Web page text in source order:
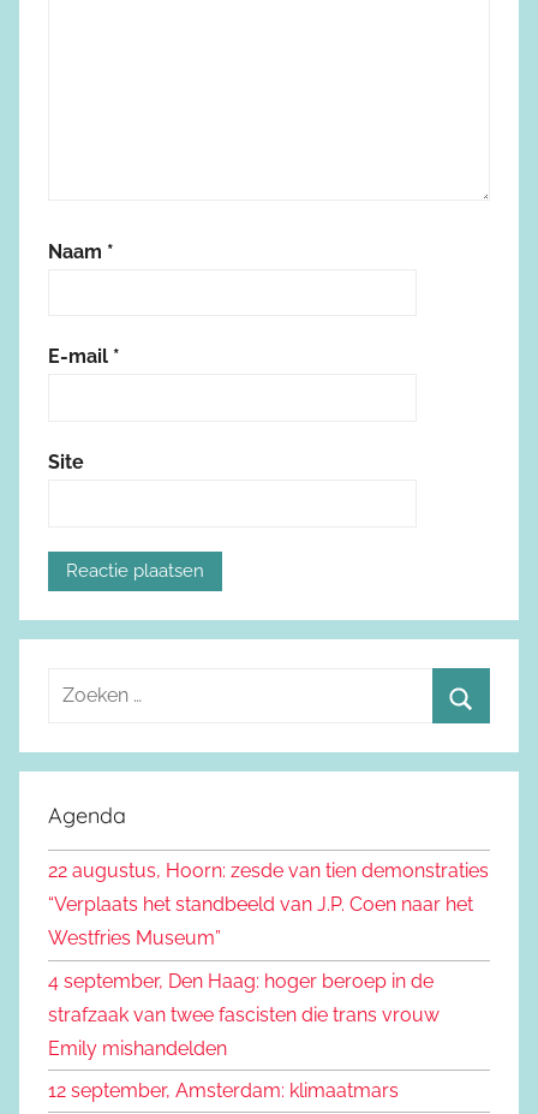
Naam *
E-mail *
Site
e
e
n
r
:
o
e
n
Agenda
22 augustus, Hoorn: zesde van tien demonstraties
“Verplaats het standbeeld van J.P. Coen naar het
Westfries Museum”
4 september, Den Haag: hoger beroep in de
strafzaak van twee fascisten die trans vrouw
Emily mishandelden
12 september, Amsterdam: klimaatmars